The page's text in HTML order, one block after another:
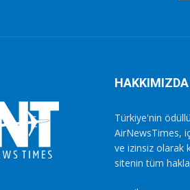
HAKKIMIZDA
Türkiye'nin
AirNewsTimes,
ve izinsiz olarak
sitenin tüm